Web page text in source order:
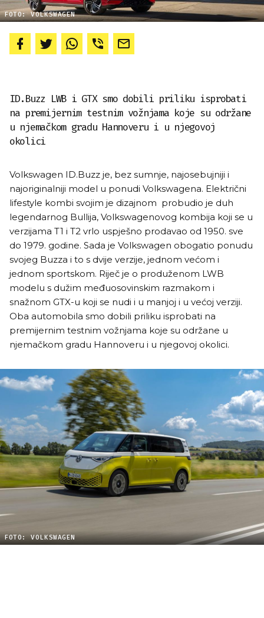
FOTO: VOLKSWAGEN
ID.Buzz LWB i GTX smo dobili priliku isprobati
na premijernim testnim vožnjama koje su održane
u njemačkom gradu Hannoveru i u njegovoj
okolici
Volkswagen ID.Buzz je, bez sumnje, najosebujniji i
najoriginalniji model u ponudi Volkswagena. Električni
lifestyle kombi svojim je dizajnom probudio je duh
legendarnog Bullija, Volkswagenovog kombija koji se u
verzijama T1 i T2 vrlo uspješno prodavao od 1950. sve
do 1979. godine. Sada je Volkswagen obogatio ponudu
svojeg Buzza i to s dvije verzije, jednom većom i
jednom sportskom. Riječ je o produženom LWB
modelu s dužim međuosovinskim razmakom i
snažnom GTX-u koji se nudi i u manjoj i u većoj verziji.
Oba automobila smo dobili priliku isprobati na
premijernim testnim vožnjama koje su održane u
njemačkom gradu Hannoveru i u njegovoj okolici.
FOTO: VOLKSWAGEN